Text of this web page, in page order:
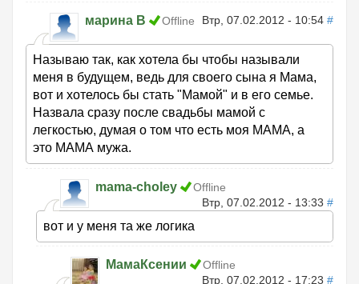
марина В Offline Втр, 07.02.2012 - 10:54 #
Называю так, как хотела бы чтобы называли
меня в будущем, ведь для своего сына я Мама,
вот и хотелось бы стать "Мамой" и в его семье.
Назвала сразу после свадьбы мамой с
легкостью, думая о том что есть моя МАМА, а
это МАМА мужа.
mama-choley
Offline
Втр, 07.02.2012 - 13:33 #
вот и у меня та же логика
МамаКсении
Offline
Втр, 07.02.2012 - 17:23 #